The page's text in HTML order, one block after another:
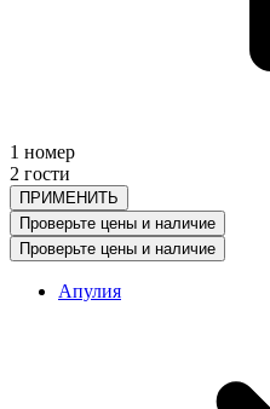
1 номер
2 гости
ПРИМЕНИТЬ
Проверьте цены и наличие
Проверьте цены и наличие
Апулия